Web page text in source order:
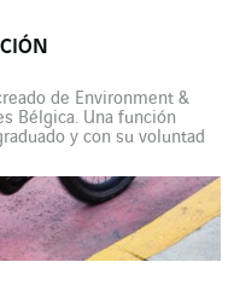
de Environment &
Bélgica. Una función
y con su voluntad
profesional contribuiría a
[…]